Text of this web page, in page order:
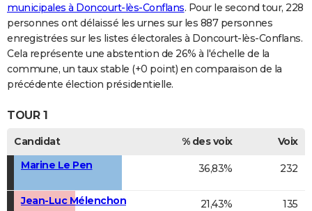
municipales à Doncourt-lès-Conflans. Pour le second tour, 228
personnes ont délaissé les urnes sur les 887 personnes
enregistrées sur les listes électorales à Doncourt-lès-Conflans.
Cela représente une abstention de 26% à l'échelle de la
commune, un taux stable (+0 point) en comparaison de la
précédente élection présidentielle.
TOUR 1
Candidat % des voix
Voix
Marine Le Pen
36,83% 232
Jean-Luc Mélenchon 21,43% 135